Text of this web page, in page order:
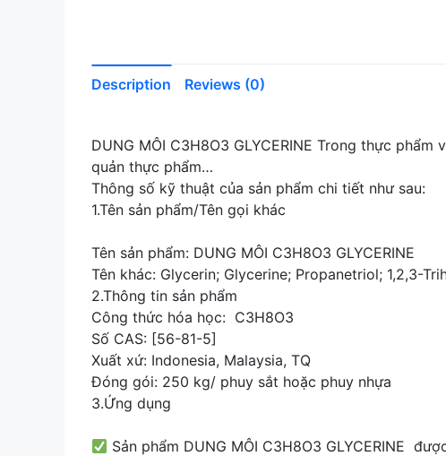
Description Reviews (0)
DUNG MÔI C3H8O3 GLYCERINE Trong thực
quản thực phẩm…
Thông số kỹ thuật của sản phẩm chi tiết như sau:
1.Tên sản phẩm/Tên gọi khác
Tên sản phẩm: DUNG MÔI C3H8O3 GLYCERINE
Tên khác: Glycerin; Glycerine; Propanetriol; 1,2,3-
2.Thông tin sản phẩm
Công thức hóa học: C3H8O3
Số CAS: [56-81-5]
Xuất xứ: Indonesia, Malaysia, TQ
Đóng gói: 250 kg/ phuy sắt hoặc phuy nhựa
3.Ứng dụng
Sản phẩm DUNG MÔI C3H8O3 GLYCERINE